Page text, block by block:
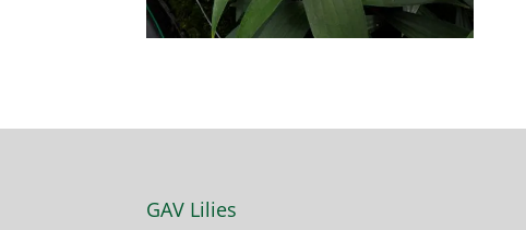
GAV Lilies